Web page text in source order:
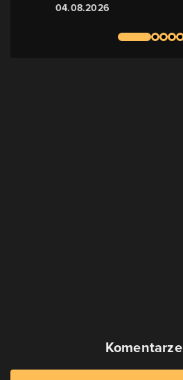
04.08.2026
Komentarze